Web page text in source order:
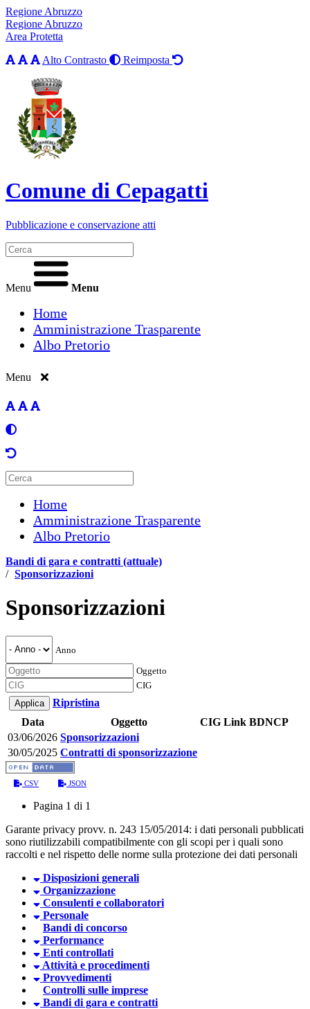
Regione Abruzzo
Regione Abruzzo
Area Protetta
Alto Contrasto
Reimposta
Comune di Cepagatti
Pubblicazione e conservazione atti
Menu Menu
Home
Amministrazione Trasparente
Albo Pretorio
Menu
Home
Amministrazione Trasparente
Albo Pretorio
Bandi di gara e contratti (attuale)
/ Sponsorizzazioni
Sponsorizzazioni
Anno
Oggetto
CIG
Ripristina
Data
Oggetto CIG Link BDNCP
03/06/2026 Sponsorizzazioni
30/05/2025 Contratti di sponsorizzazione
CSV JSON
Pagina 1 di 1
Garante privacy provv. n. 243 15/05/2014: i dati personali pubblicati
sono riutilizzabili compatibilmente con gli scopi per i quali sono
raccolti e nel rispetto delle norme sulla protezione dei dati personali
Disposizioni generali
Organizzazione
Consulenti e collaboratori
Personale
Bandi di concorso
Performance
Enti controllati
Attività e procedimenti
Provvedimenti
Controlli sulle imprese
Bandi di gara e contratti